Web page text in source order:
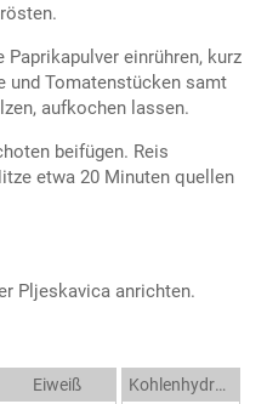
einrühren, kurz
und Tomatenstücken samt
aufkochen lassen.
beifügen. Reis
etwa 20 Minuten quellen
Pljeskavica anrichten.
Eiweiß
Kohlenhydrate